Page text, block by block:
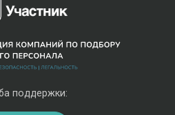
поддержки: